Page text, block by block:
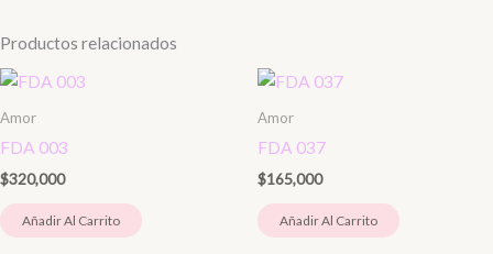
Productos relacionados
Amor
FDA 003
$320,000
Añadir Al Carrito
Amor
FDA 037
$165,000
Añadir Al Carrito